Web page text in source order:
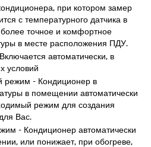
при котором замер
с температурного датчика в
точное и комфортное
в месте расположения ПДУ.
автоматически, в
условий
режим - Кондиционер в
в помещении автоматически
режим для создания
Вас.
- Кондиционер автоматически
или понижает, при обогреве,